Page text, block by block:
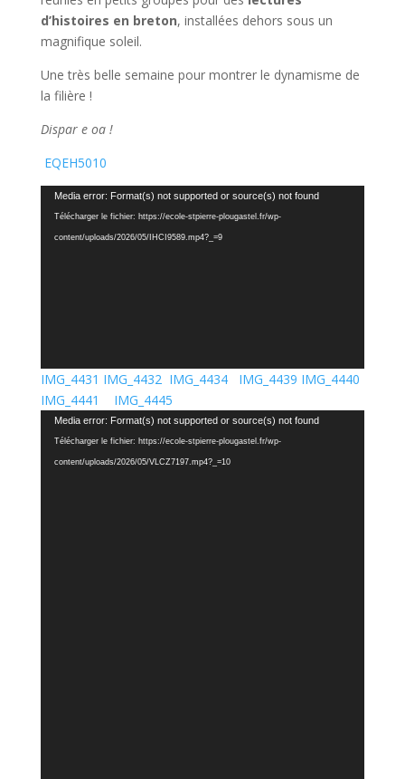
d’histoires en breton, installées dehors sous un
magnifique soleil.
Une très belle semaine pour montrer le dynamisme de
la filière !
Dispar e oa !
EQEH5010
Lecteur
vidéo
Media error: Format(s) not supported or source(s) not found
Télécharger le fichier: https://ecole-stpierre-plougastel.fr/wp-
content/uploads/2026/05/IHCI9589.mp4?_=9
IMG_4431 IMG_4432 IMG_4434 IMG_4439 IMG_4440
IMG_4441
IMG_4445
Lecteur
vidéo
Media error: Format(s) not supported or source(s) not found
Télécharger le fichier: https://ecole-stpierre-plougastel.fr/wp-
content/uploads/2026/05/VLCZ7197.mp4?_=10